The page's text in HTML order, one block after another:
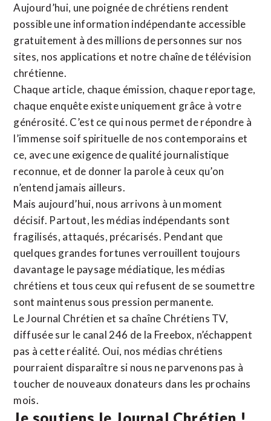
Aujourd’hui, une poignée de chrétiens rendent
possible une information indépendante accessible
gratuitement à des millions de personnes sur nos
sites, nos applications et notre chaîne de télévision
chrétienne.
Chaque article, chaque émission, chaque reportage,
chaque enquête existe uniquement grâce à votre
générosité. C’est ce qui nous permet de répondre à
l’immense soif spirituelle de nos contemporains et
ce, avec une exigence de qualité journalistique
reconnue, et de donner la parole à ceux qu’on
n’entend jamais ailleurs.
Mais aujourd’hui, nous arrivons à un moment
décisif. Partout, les médias indépendants sont
fragilisés, attaqués, précarisés. Pendant que
quelques grandes fortunes verrouillent toujours
davantage le paysage médiatique, les médias
chrétiens et tous ceux qui refusent de se soumettre
sont maintenus sous pression permanente.
Le Journal Chrétien et sa chaîne Chrétiens TV,
diffusée sur le canal 246 de la Freebox, n’échappent
pas à cette réalité. Oui, nos médias chrétiens
pourraient disparaître si nous ne parvenons pas à
toucher de nouveaux donateurs dans les prochains
mois.